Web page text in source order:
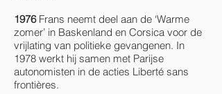
1976Frans neemt deel aan de ‘Warme
zomer’ in Baskenland en Corsica voor de
vrijlating van politieke gevangenen. In
1978 werkt hij samen met Parijse
autonomisten in de acties Liberté sans
frontières.